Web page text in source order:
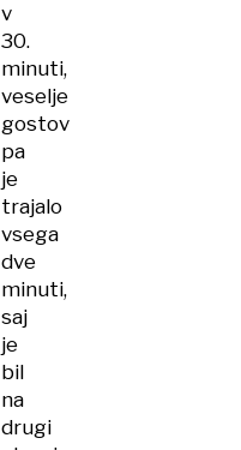
v
30.
minuti,
veselje
gostov
pa
je
trajalo
vsega
dve
minuti,
saj
je
bil
na
drugi